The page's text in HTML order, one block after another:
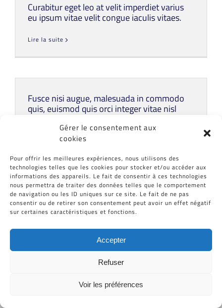
Gérer le consentement aux
cookies
Pour offrir les meilleures expériences, nous utilisons des
technologies telles que les cookies pour stocker et/ou accéder aux
informations des appareils. Le fait de consentir à ces technologies
nous permettra de traiter des données telles que le comportement
de navigation ou les ID uniques sur ce site. Le fait de ne pas
consentir ou de retirer son consentement peut avoir un effet négatif
sur certaines caractéristiques et fonctions.
Accepter
Refuser
Voir les préférences
Curabitur eget leo at velit imperdiet varius
eu ipsum vitae velit congue iaculis vitaes.
Lire la suite
Fusce nisi augue, malesuada in commodo
quis, euismod quis orci integer vitae nisl
Lire la suite
Tous Droits Réservés © Cid-Plastiques 2020 - 2026 |
Création de site : Grafibox.fr